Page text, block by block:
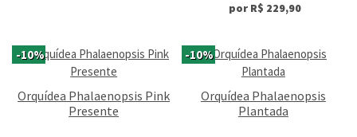
por R$ 229,90
-10%
Orquídea Phalaenopsis Pink
Presente
-10%
Orquídea Phalaenopsis
Plantada